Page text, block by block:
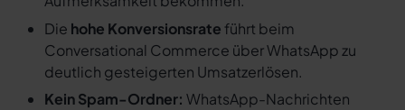
Die hohe Konversionsrate führt beim
Conversational Commerce über WhatsApp zu
deutlich gesteigerten Umsatzerlösen.
Kein Spam-Ordner: WhatsApp-Nachrichten